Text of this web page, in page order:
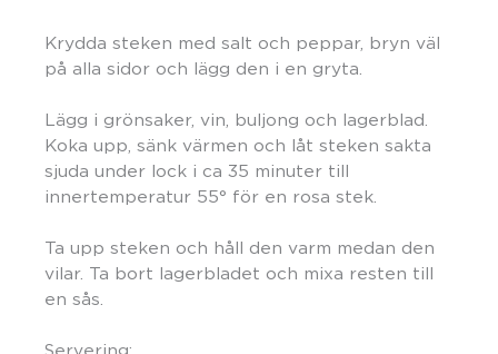
Krydda steken med salt och peppar, bryn väl
på alla sidor och lägg den i en gryta.
Lägg i grönsaker, vin, buljong och lagerblad.
Koka upp, sänk värmen och låt steken sakta
sjuda under lock i ca 35 minuter till
innertemperatur 55° för en rosa stek.
Ta upp steken och håll den varm medan den
vilar. Ta bort lagerbladet och mixa resten till
en sås.